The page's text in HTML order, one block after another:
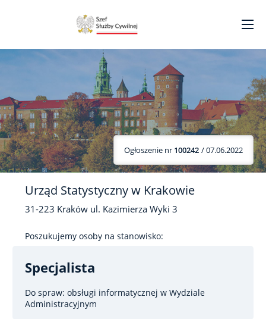
Ogłoszenie nr 100242 / 07.06.2022
Urząd Statystyczny w Krakowie
31-223 Kraków ul. Kazimierza Wyki 3
Poszukujemy osoby na stanowisko:
Specjalista
Do spraw: obsługi informatycznej w Wydziale
Administracyjnym